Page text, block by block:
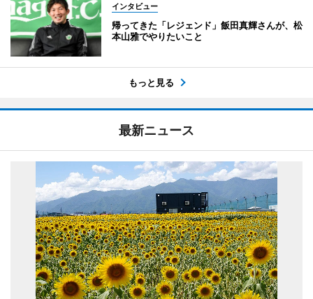
インタビュー
帰ってきた「レジェンド」飯田真輝さんが、松
本山雅でやりたいこと
もっと見る
最新ニュース